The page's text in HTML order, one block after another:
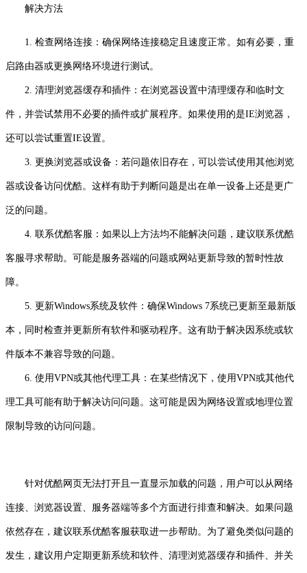
解决方法
1. 检查网络连接：确保网络连接稳定且速度正常。如有必要，重
启路由器或更换网络环境进行测试。
2. 清理浏览器缓存和插件：在浏览器设置中清理缓存和临时文
件，并尝试禁用不必要的插件或扩展程序。如果使用的是IE浏览器，
还可以尝试重置IE设置。
3. 更换浏览器或设备：若问题依旧存在，可以尝试使用其他浏览
器或设备访问优酷。这样有助于判断问题是出在单一设备上还是更广
泛的问题。
4. 联系优酷客服：如果以上方法均不能解决问题，建议联系优酷
客服寻求帮助。可能是服务器端的问题或网站更新导致的暂时性故
障。
5. 更新Windows系统及软件：确保Windows 7系统已更新至最新版
本，同时检查并更新所有软件和驱动程序。这有助于解决因系统或软
件版本不兼容导致的问题。
6. 使用VPN或其他代理工具：在某些情况下，使用VPN或其他代
理工具可能有助于解决访问问题。这可能是因为网络设置或地理位置
限制导致的访问问题。
针对优酷网页无法打开且一直显示加载的问题，用户可以从网络
连接、浏览器设置、服务器端等多个方面进行排查和解决。如果问题
依然存在，建议联系优酷客服获取进一步帮助。为了避免类似问题的
发生，建议用户定期更新系统和软件、清理浏览器缓存和插件、并关